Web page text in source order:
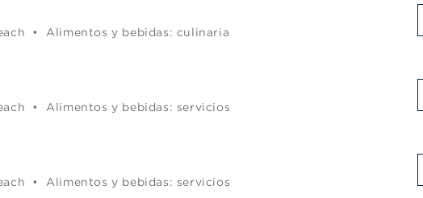
• Alimentos y bebidas: culinaria
• Alimentos y bebidas: servicios
• Alimentos y bebidas: servicios